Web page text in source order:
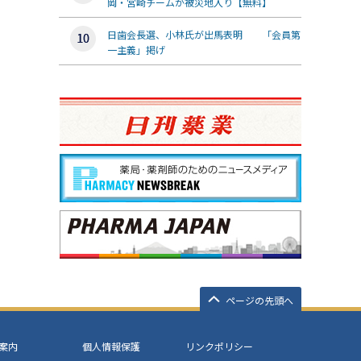
日歯会長選、小林氏が出馬表明 「会員第
一主義」掲げ
ページの先頭へ
内 個人情報保護
リンクポリシー